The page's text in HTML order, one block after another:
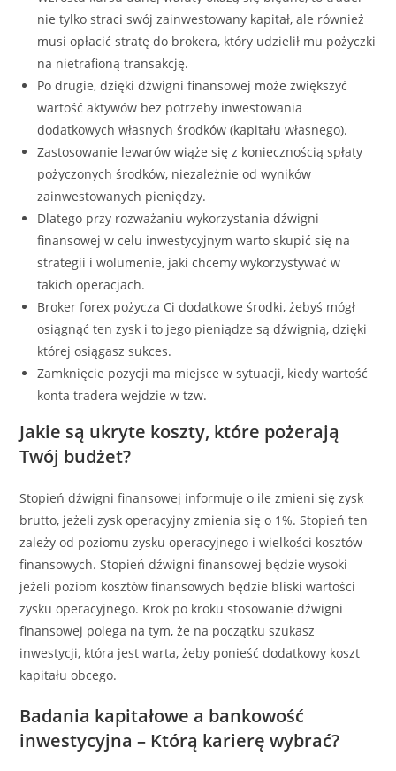
nie tylko straci swój zainwestowany kapitał, ale również
musi opłacić stratę do brokera, który udzielił mu pożyczki
na nietrafioną transakcję.
Po drugie, dzięki dźwigni finansowej może zwiększyć
wartość aktywów bez potrzeby inwestowania
dodatkowych własnych środków (kapitału własnego).
Zastosowanie lewarów wiąże się z koniecznością spłaty
pożyczonych środków, niezależnie od wyników
zainwestowanych pieniędzy.
Dlatego przy rozważaniu wykorzystania dźwigni
finansowej w celu inwestycyjnym warto skupić się na
strategii i wolumenie, jaki chcemy wykorzystywać w
takich operacjach.
Broker forex pożycza Ci dodatkowe środki, żebyś mógł
osiągnąć ten zysk i to jego pieniądze są dźwignią, dzięki
której osiągasz sukces.
Zamknięcie pozycji ma miejsce w sytuacji, kiedy wartość
konta tradera wejdzie w tzw.
Jakie są ukryte koszty, które pożerają
Twój budżet?
Stopień dźwigni finansowej informuje o ile zmieni się zysk
brutto, jeżeli zysk operacyjny zmienia się o 1%. Stopień ten
zależy od poziomu zysku operacyjnego i wielkości kosztów
finansowych. Stopień dźwigni finansowej będzie wysoki
jeżeli poziom kosztów finansowych będzie bliski wartości
zysku operacyjnego. Krok po kroku stosowanie dźwigni
finansowej polega na tym, że na początku szukasz
inwestycji, która jest warta, żeby ponieść dodatkowy koszt
kapitału obcego.
Badania kapitałowe a bankowość
inwestycyjna – Którą karierę wybrać?